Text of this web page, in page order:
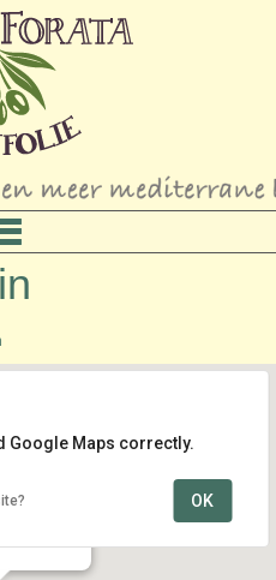
Google Maps correctly.
OK